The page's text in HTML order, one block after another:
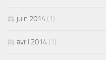
juin 2014 (1)
avril 2014 (1)